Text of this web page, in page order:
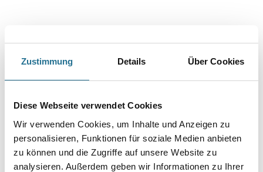
Zustimmung Details Über Cookies
Diese Webseite verwendet Cookies
Wir verwenden Cookies, um Inhalte und Anzeigen zu
personalisieren, Funktionen für soziale Medien anbieten
zu können und die Zugriffe auf unsere Website zu
analysieren. Außerdem geben wir Informationen zu Ihrer
Henkel Sista Elastisch/Bau
F134 Dichtmasse
Weitere Varianten verfügbar
Henkel Sista F109 Fusion
Silikon
Weitere Varianten verfügbar